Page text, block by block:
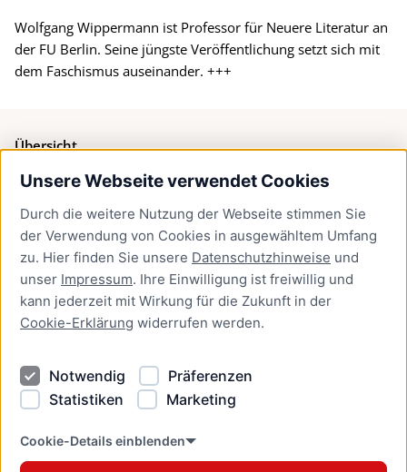
Unsere Webseite verwendet Cookies
Durch die weitere Nutzung der Webseite stimmen Sie
der Verwendung von Cookies in ausgewähltem Umfang
zu. Hier finden Sie unsere Datenschutzhinweise und
unser Impressum. Ihre Einwilligung ist freiwillig und
kann jederzeit mit Wirkung für die Zukunft in der
Cookie-Erklärung widerrufen werden.
Notwendig
Präferenzen
Statistiken
Marketing
Cookie-Details einblenden
Wolfgang Wippermann ist Professor für Neuere Literatur an
der FU Berlin. Seine jüngste Veröffentlichung setzt sich mit
dem Faschismus auseinander. +++
Übersicht
Bürgerservice
Presse
Newsletter Lübeck:kompakt
Kontakt
Kontakt
Datenschutzhinweise
Barrierefreiheit
Cookie Erklärung